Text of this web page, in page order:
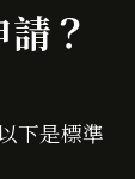
？
下是標準